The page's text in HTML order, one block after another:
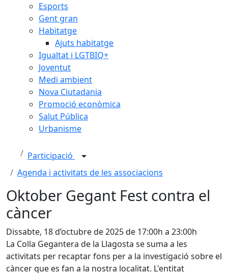
Esports
Gent gran
Habitatge
Ajuts habitatge
Igualtat i LGTBIQ+
Joventut
Medi ambient
Nova Ciutadania
Promoció econòmica
Salut Pública
Urbanisme
Participació
Agenda i activitats de les associacions
Oktober Gegant Fest contra el
càncer
Dissabte, 18 d’octubre de 2025 de 17:00h a 23:00h
La Colla Gegantera de la Llagosta se suma a les
activitats per recaptar fons per a la investigació sobre el
càncer que es fan a la nostra localitat. L'entitat